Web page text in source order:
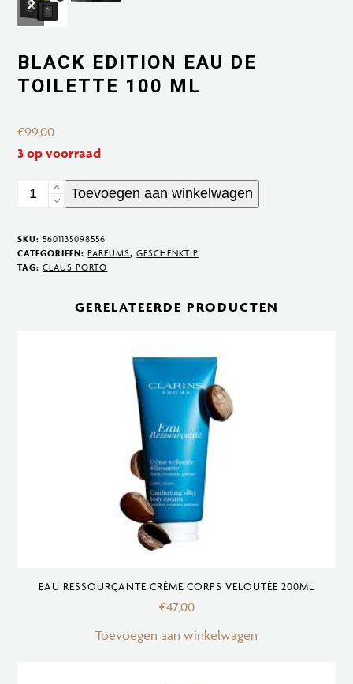
slide
slide
BLACK EDITION EAU DE
TOILETTE 100 ML
€99,00
3 op voorraad
Black
de
Toilette
Toevoegen aan winkelwagen
SKU: 5601135098556
CATEGORIEËN:PARFUMS,GESCHENKTIP
TAG:CLAUS PORTO
GERELATEERDE PRODUCTEN
EAU RESSOURÇANTE CRÈME CORPS VELOUTÉE 200ML
€47,00
Toevoegen aan winkelwagen